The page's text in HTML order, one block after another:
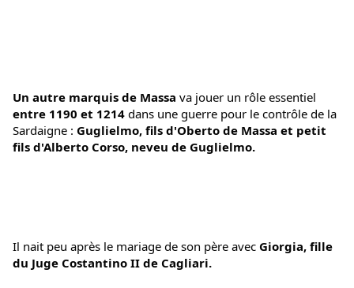
Un autre marquis de Massa va jouer un rôle essentiel
entre 1190 et 1214 dans une guerre pour le contrôle de la
Sardaigne : Guglielmo, fils d'Oberto de Massa et petit
fils d'Alberto Corso, neveu de Guglielmo.
Il nait peu après le mariage de son père avec Giorgia, fille
du Juge Costantino II de Cagliari.